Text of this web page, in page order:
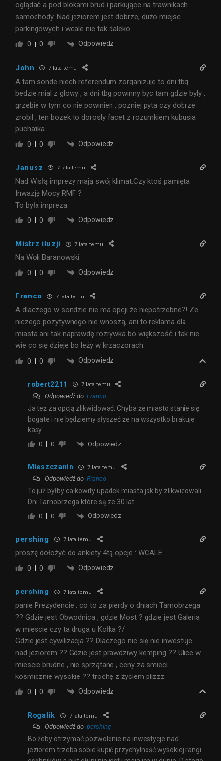
oglądać a pod blokami brud i parkujące na trawnikach
samochody. Nad jeziorem jest dobrze, dużo miejsc
parkingowych i wcale nie tak daleko.
0 0 Odpowiedz
John 7 lata temu
A tam sonde niech referendum zorganizuje to dni tbg
bedzie mial z glowy , a dni tbg powinny byc tam gdzie byly ,
grzebie w tym co nie powinien , pozniej pyta czy dobrze
zrobil , ten bozek to dorosly facet z rozumkiem kubusia
puchatka
0 0 Odpowiedz
Janusz 7 lata temu
Nad Wisłą imprezy mają swój klimat.Czy ktoś pamięta
Inwazję Mocy RMF ?
To była impreza.
0 0 Odpowiedz
Mistrz iluzji 7 lata temu
Na Woli Baranowski
0 0 Odpowiedz
Franco 7 lata temu
A dlaczego w sondzie nie ma opcji że niepotrzebne?! Ze
niczego pozytywnego nie wnoszą, ani to reklama dla
miasta ani tak naprawdę rozrywka bo większość i tak nie
wie co się dzieje bo leży w krzaczorach.
0 0 Odpowiedz
robert2211 7 lata temu
Odpowiedź do Franco
Ja też za opcją zlikwidować. Chyba że miasto stanie się
bogate i nie będziemy słyszeć że na wszystko brakuje
kasy.
0 0 Odpowiedz
Mieszczanin 7 lata temu
Odpowiedź do Franco
To już byłby całkowity upadek miasta jak by zlikwidowali
Dni Tarnobrzega które są ze 30 lat.
0 0 Odpowiedz
pershing 7 lata temu
proszę dołożyć do ankiety 4tą opcje : WCALE .
0 0 Odpowiedz
pershing 7 lata temu
panie Prezydencie , co to za pierdy o dniach Tarnobrzega
?? Gdzie jest Obwodnica , gdzie Most ? gdzie jest Galeria
w miescie czy ta druga u Kołka ?/
Gdzie jest cywilizacja ?? Dlaczego nic się nie inwestuje
nad jeziorem ?? Gdzie jest prawdziwy kemping ?? Ulice w
miescie brudne , nie sprzątane , ceny za smieci
kosmicznie wysokie ?? trochę z życiem plizzz
0 0 Odpowiedz
Rogalik 7 lata temu
Odpowiedź do pershing
Bo żeby otrzymać pozwolenie na inwestycje nad
jeziorem trzeba sobie kupić przychylność wysokiej rangi